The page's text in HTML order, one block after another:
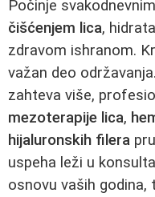
Počinje
čišćenjem lica,
zdravom ishranom.
važan deo
zahteva više,
mezoterapije lica,
hijaluronskih filera
uspeha leži u
osnovu vaših godina,